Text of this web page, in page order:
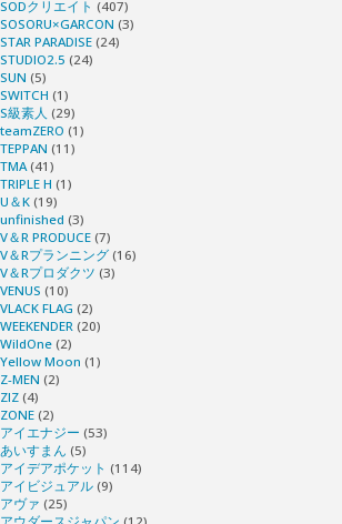
SODクリエイト (407)
SOSORU×GARCON (3)
STAR PARADISE (24)
STUDIO2.5 (24)
SUN (5)
SWITCH (1)
S級素人 (29)
teamZERO (1)
TEPPAN (11)
TMA(41)
TRIPLE H (1)
U＆K (19)
unfinished (3)
V＆R PRODUCE (7)
V＆Rプランニング (16)
V＆Rプロダクツ (3)
VENUS (10)
VLACK FLAG (2)
WEEKENDER (20)
WildOne (2)
Yellow Moon (1)
Z-MEN (2)
ZIZ (4)
ZONE (2)
アイエナジー (53)
あいすまん (5)
アイデアポケット (114)
アイビジュアル (9)
アヴァ (25)